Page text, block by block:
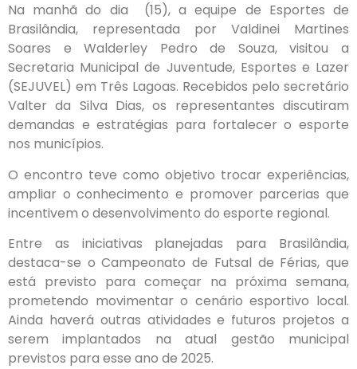
Na manhã do dia (15), a equipe de Esportes de
Brasilândia, representada por Valdinei Martines
Soares e Walderley Pedro de Souza, visitou a
Secretaria Municipal de Juventude, Esportes e Lazer
(SEJUVEL) em Três Lagoas. Recebidos pelo secretário
Valter da Silva Dias, os representantes discutiram
demandas e estratégias para fortalecer o esporte
nos municípios.
O encontro teve como objetivo trocar experiências,
ampliar o conhecimento e promover parcerias que
incentivem o desenvolvimento do esporte regional.
Entre as iniciativas planejadas para Brasilândia,
destaca-se o Campeonato de Futsal de Férias, que
está previsto para começar na próxima semana,
prometendo movimentar o cenário esportivo local.
Ainda haverá outras atividades e futuros projetos a
serem implantados na atual gestão municipal
previstos para esse ano de 2025.